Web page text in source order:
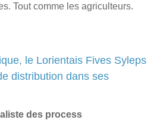
Tout comme les agriculteurs.
le Lorientais Fives Syleps
distribution dans ses
des process